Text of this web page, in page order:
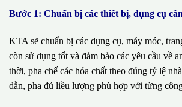
Bước 1: Chuẩn bị các thiết bị, dụng cụ
KTA sẽ chuẩn bị các dụng cụ, máy móc,
còn sử dụng tốt và đảm bảo các yêu cầu về
thời, pha chế các hóa chất theo đúng tỷ lệ
dẫn, pha đủ liều lượng phù hợp với từng